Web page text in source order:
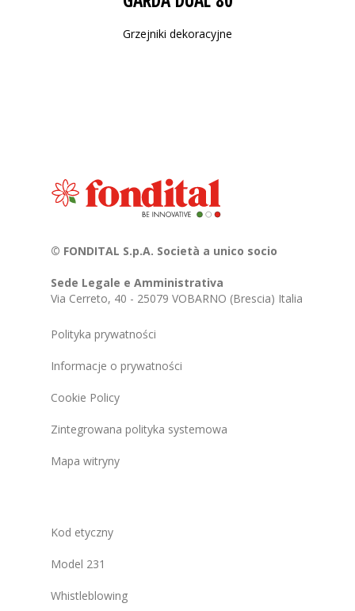
Grzejniki dekoracyjne
© FONDITAL S.p.A. Società a unico socio
Sede Legale e Amministrativa
Via Cerreto, 40 - 25079 VOBARNO (Brescia) Italia
Polityka prywatności
Informacje o prywatności
Cookie Policy
Zintegrowana polityka systemowa
Mapa witryny
Kod etyczny
Model 231
Whistleblowing